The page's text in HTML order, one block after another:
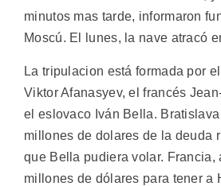
minutos mas tarde, informaron
Moscú. El lunes, la nave atracó
La tripulacion está formada por
Viktor Afanasyev, el francés
el eslovaco Iván Bella.
millones de dolares de la deuda
que Bella pudiera volar. Francia,
millones de dólares para tener a